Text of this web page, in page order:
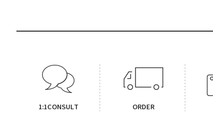
1:1CONSULT ORDER